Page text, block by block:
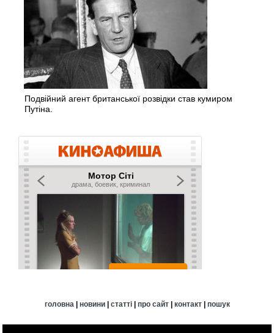
Подвійний агент британської розвідки став кумиром
Путіна.
головна| новини| статті| про сайт| контакт| пошук